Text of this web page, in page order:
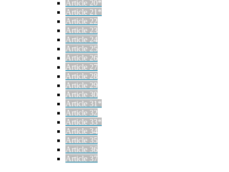
Article 20*
Article 21*
Article 22
Article 23
Article 24
Article 25
Article 26
Article 27
Article 28
Article 29
Article 30
Article 31*
Article 32
Article 33*
Article 34
Article 35
Article 36
Article 37